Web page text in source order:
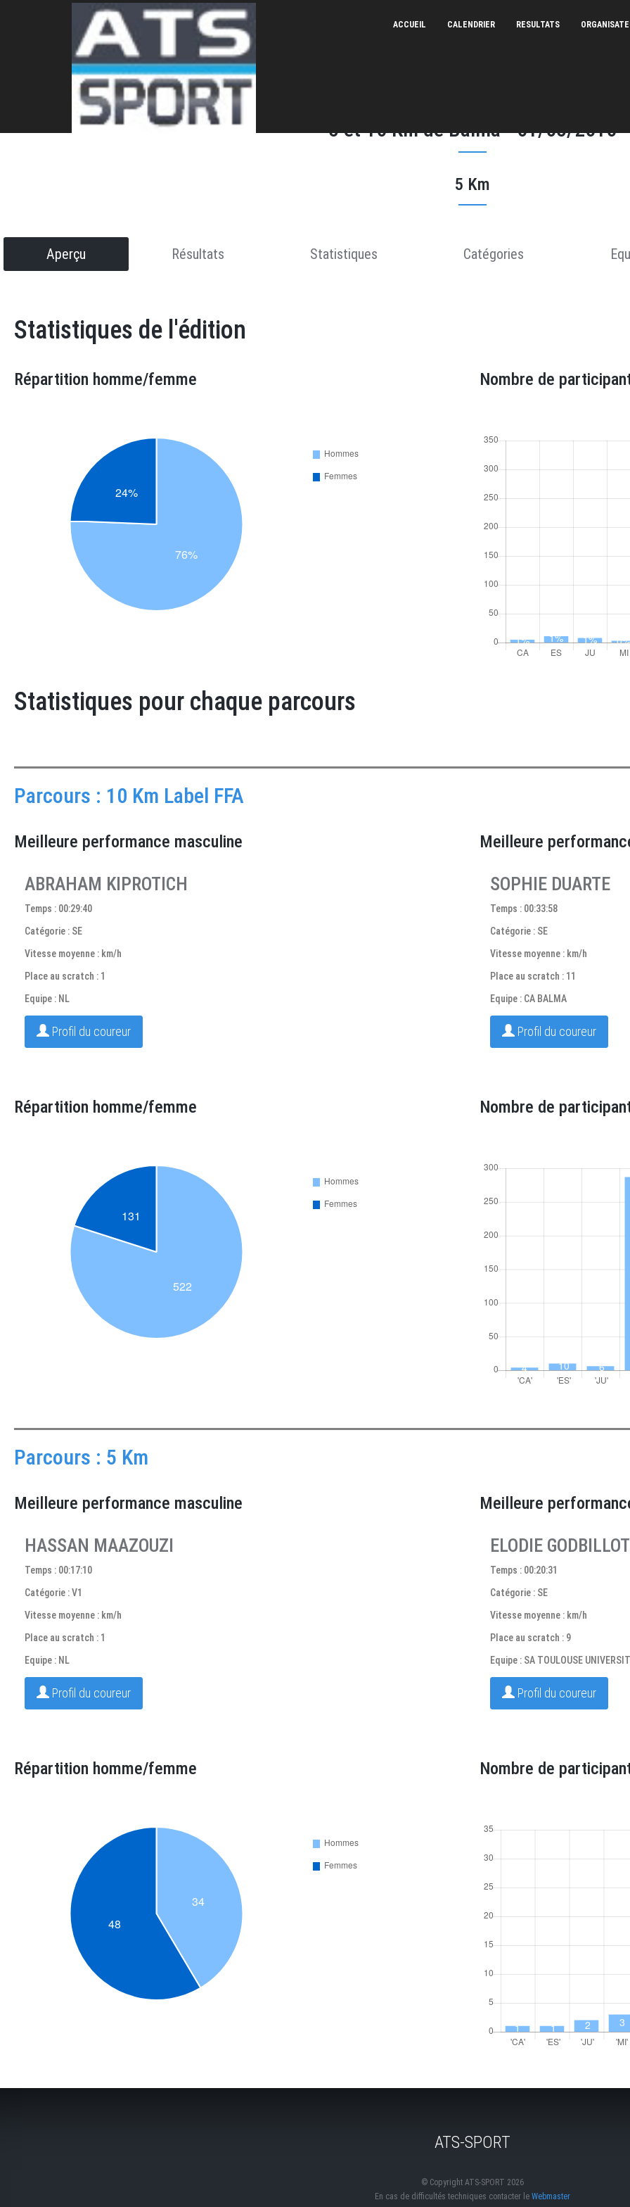
ACCUEIL CALENDRIER RESULTATS
5 et 10 Km de Balma - 01/05/2010
5 Km
Aperçu Résultats Statistiques Catégories
Statistiques de l'édition
Répartition homme/femme Nombre de
Statistiques pour chaque parcours
Parcours : 10 Km Label FFA
Meilleure performance masculine
ABRAHAM KIPROTICH
Temps : 00:29:40
Catégorie : SE
Vitesse moyenne : km/h
Place au scratch : 1
Equipe : NL
Profil du coureur
Meilleure
SOPHIE DUARTE
Temps : 00:33:58
Catégorie : SE
Vitesse moyenne : km/h
Place au scratch : 11
Equipe : CA BALMA
Profil du coureur
Répartition homme/femme Nombre de
Parcours : 5 Km
Meilleure performance masculine
HASSAN MAAZOUZI
Temps : 00:17:10
Catégorie : V1
Vitesse moyenne : km/h
Place au scratch : 1
Equipe : NL
Profil du coureur
Meilleure
ELODIE GODBILLOT
Temps : 00:20:31
Catégorie : SE
Vitesse moyenne : km/h
Place au scratch : 9
Equipe : SA TOULOUSE
Profil du coureur
Répartition homme/femme Nombre de
ATS-SPORT
© Copyright ATS-SPORT 2026
En cas de difficultés techniques contacter le Webmaster